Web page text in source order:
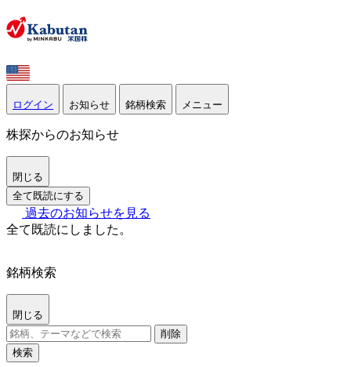
ログイン お知らせ 銘柄検索 メニュー
株探からのお知らせ
閉じる
全て既読にする
過去のお知らせを見る
全て既読にしました。
銘柄検索
閉じる
削除
検索